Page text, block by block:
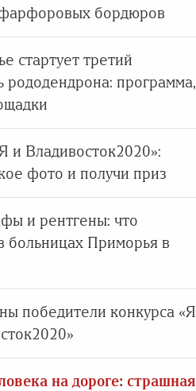
бордюров
стартует третий
рододендрона: программа,
и Владивосток2020»:
фото и получи приз
и рентгены: что
больницах Приморья в
победители конкурса «Я
на дороге: страшная